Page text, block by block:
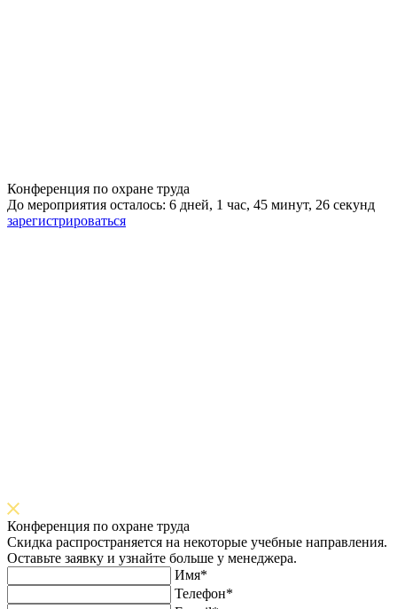
Конференция по охране труда
До мероприятия осталось: 6 дней, 1 час, 45 минут, 25 секунд
зарегистрироваться
Конференция по охране труда
Скидка распространяется на некоторые учебные направления.
Оставьте заявку и узнайте больше у менеджера.
Имя*
Телефон*